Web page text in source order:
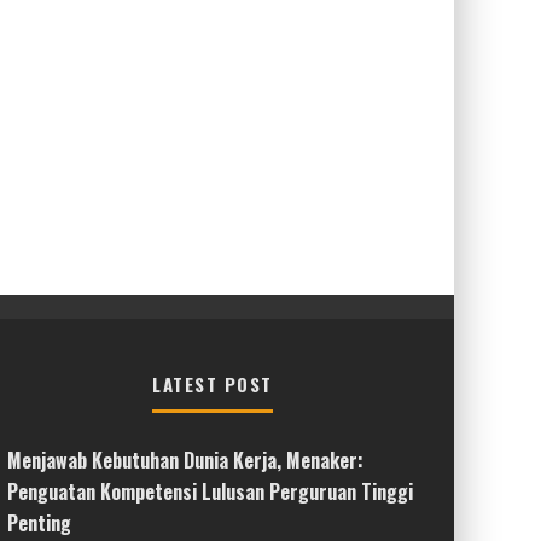
LATEST POST
Menjawab Kebutuhan Dunia Kerja, Menaker:
Penguatan Kompetensi Lulusan Perguruan Tinggi
Penting